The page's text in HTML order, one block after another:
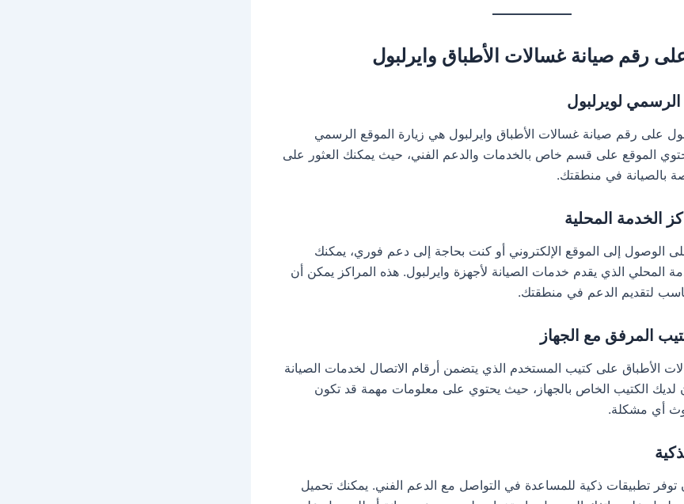
على رقم صيانة غسالات الأطباق وايرلبول
على رقم صيانة غسالات الأطباق وايرلبول هي زيارة الموقع الرسمي
الموقع على قسم خاص بالخدمات والدعم الفني، حيث يمكنك العثور على
بالصيانة في منطقتك.
الوصول إلى الموقع الإلكتروني أو كنت بحاجة إلى دعم فوري، يمكنك
المحلي الذي يقدم خدمات الصيانة لأجهزة وايرلبول. هذه المراكز يمكن أن
لتقديم الدعم في منطقتك.
الأطباق على كتيب المستخدم الذي يتضمن أرقام الاتصال لخدمات الصيانة
لديك الكتيب الخاص بالجهاز، حيث يحتوي على معلومات مهمة قد تكون
أي مشكلة.
تطبيقات ذكية للمساعدة في التواصل مع الدعم الفني. يمكنك تحميل